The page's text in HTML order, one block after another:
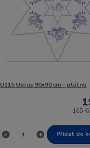
U115 Ubrus 90x90 cm - plátno
165 Kč
Přidat do